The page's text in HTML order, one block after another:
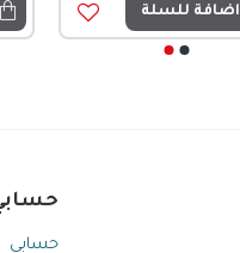
اضافة للسلة
حسابي